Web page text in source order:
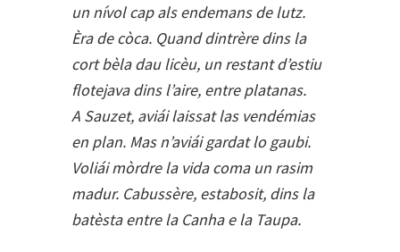
un nívol cap als endemans de lutz.
Èra de còca. Quand dintrère dins la
cort bèla dau licèu, un restant d’estiu
flotejava dins l’aire, entre platanas.
A Sauzet, aviái laissat las vendémias
en plan. Mas n’aviái gardat lo gaubi.
Voliái mòrdre la vida coma un rasim
madur. Cabussère, estabosit, dins la
batèsta entre la Canha e la Taupa.